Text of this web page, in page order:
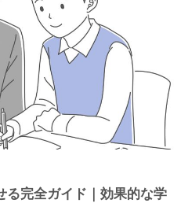
る完全ガイド｜効果的な学